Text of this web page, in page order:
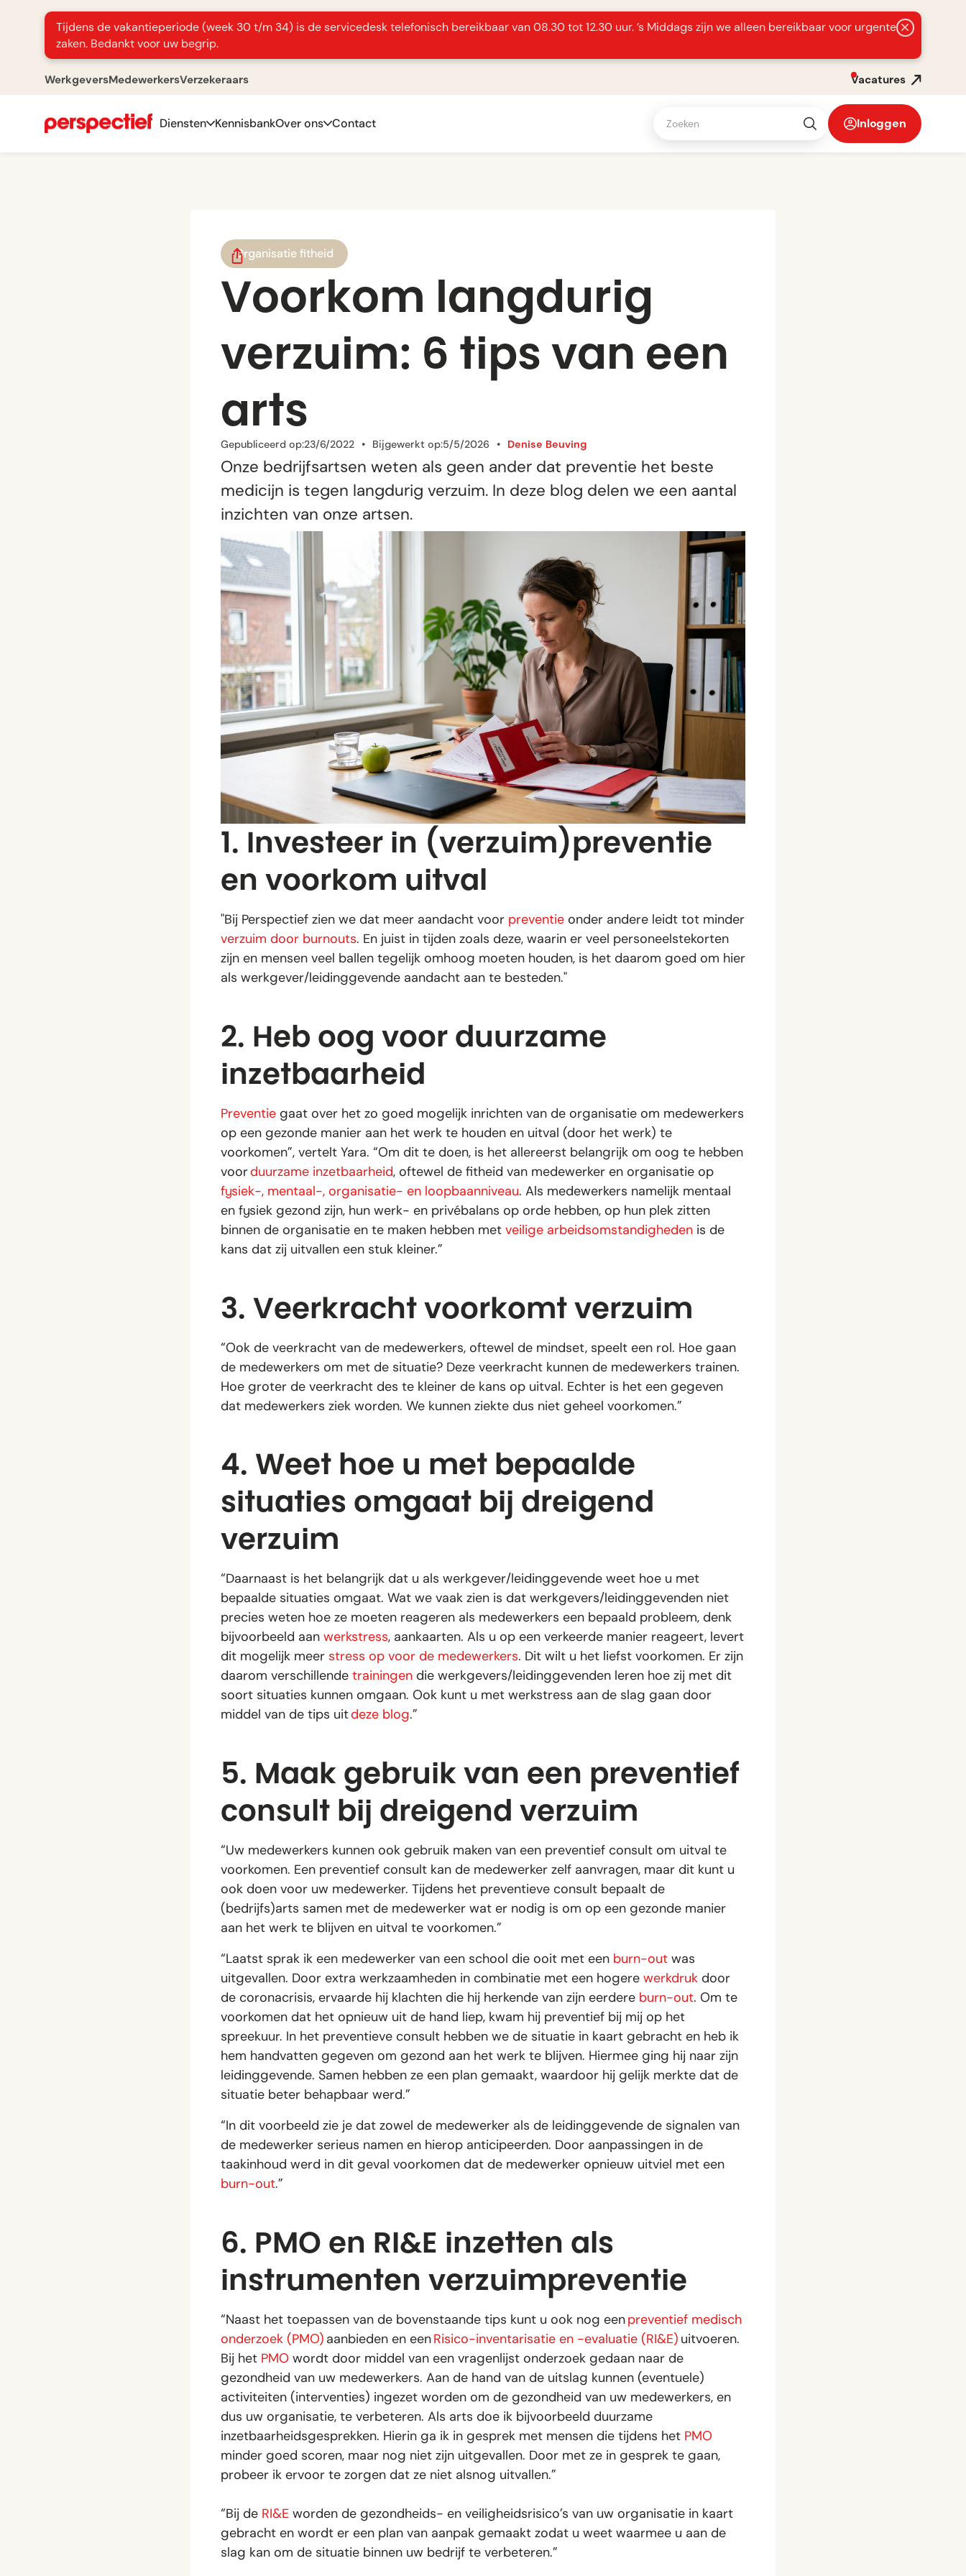
Tijdens de vakantieperiode (week 30 t/m 34) is de servicedesk telefonisch bereikbaar van 08.30 tot 12.30 uur. ’s Middags zijn we alleen bereikbaar voor urgente
zaken. Bedankt voor uw begrip.
WerkgeversMedewerkersVerzekeraars Vacatures
Diensten KennisbankOver ons Contact Inloggen
Organisatie fitheid
Voorkom langdurig
verzuim: 6 tips van een
arts
Gepubliceerd op:23/6/2022 • Bijgewerkt op:5/5/2026 • Denise Beuving
Onze bedrijfsartsen weten als geen ander dat preventie het beste
medicijn is tegen langdurig verzuim. In deze blog delen we een aantal
inzichten van onze artsen.
1. Investeer in (verzuim)preventie
en voorkom uitval
"Bij Perspectief zien we dat meer aandacht voor preventieonder andere leidt tot minder
verzuim door burnouts. En juist in tijden zoals deze, waarin er veel personeelstekorten
zijn en mensen veel ballen tegelijk omhoog moeten houden, is het daarom goed om hier
als werkgever/leidinggevende aandacht aan te besteden."
2. Heb oog voor duurzame
inzetbaarheid
Preventiegaat over het zo goed mogelijk inrichten van de organisatie om medewerkers
op een gezonde manier aan het werk te houden en uitval (door het werk) te
voorkomen”, vertelt Yara. “Om dit te doen, is het allereerst belangrijk om oog te hebben
voorduurzame inzetbaarheid, oftewel de fitheid van medewerker en organisatie op
fysiek-, mentaal-, organisatie- en loopbaanniveau. Als medewerkers namelijk mentaal
en fysiek gezond zijn, hun werk- en privébalans op orde hebben, op hun plek zitten
binnen de organisatie en te maken hebben met veilige arbeidsomstandighedenis de
kans dat zij uitvallen een stuk kleiner.”
3. Veerkracht voorkomt verzuim
“Ook de veerkracht van de medewerkers, oftewel de mindset, speelt een rol. Hoe gaan
de medewerkers om met de situatie? Deze veerkracht kunnen de medewerkers trainen.
Hoe groter de veerkracht des te kleiner de kans op uitval. Echter is het een gegeven
dat medewerkers ziek worden. We kunnen ziekte dus niet geheel voorkomen.”
4. Weet hoe u met bepaalde
situaties omgaat bij dreigend
verzuim
“Daarnaast is het belangrijk dat u als werkgever/leidinggevende weet hoe u met
bepaalde situaties omgaat. Wat we vaak zien is dat werkgevers/leidinggevenden niet
precies weten hoe ze moeten reageren als medewerkers een bepaald probleem, denk
bijvoorbeeld aan werkstress, aankaarten. Als u op een verkeerde manier reageert, levert
dit mogelijk meer stress op voor de medewerkers. Dit wilt u het liefst voorkomen. Er zijn
daarom verschillende trainingendie werkgevers/leidinggevenden leren hoe zij met dit
soort situaties kunnen omgaan. Ook kunt u met werkstress aan de slag gaan door
middel van de tips uitdeze blog.”
5. Maak gebruik van een preventief
consult bij dreigend verzuim
“Uw medewerkers kunnen ook gebruik maken van een preventief consult om uitval te
voorkomen. Een preventief consult kan de medewerker zelf aanvragen, maar dit kunt u
ook doen voor uw medewerker. Tijdens het preventieve consult bepaalt de
(bedrijfs)arts samen met de medewerker wat er nodig is om op een gezonde manier
aan het werk te blijven en uitval te voorkomen.”
“Laatst sprak ik een medewerker van een school die ooit met een burn-outwas
uitgevallen. Door extra werkzaamheden in combinatie met een hogere werkdrukdoor
de coronacrisis, ervaarde hij klachten die hij herkende van zijn eerdere burn-out. Om te
voorkomen dat het opnieuw uit de hand liep, kwam hij preventief bij mij op het
spreekuur. In het preventieve consult hebben we de situatie in kaart gebracht en heb ik
hem handvatten gegeven om gezond aan het werk te blijven. Hiermee ging hij naar zijn
leidinggevende. Samen hebben ze een plan gemaakt, waardoor hij gelijk merkte dat de
situatie beter behapbaar werd.”
“In dit voorbeeld zie je dat zowel de medewerker als de leidinggevende de signalen van
de medewerker serieus namen en hierop anticipeerden. Door aanpassingen in de
taakinhoud werd in dit geval voorkomen dat de medewerker opnieuw uitviel met een
burn-out.”
6. PMO en RI&E inzetten als
instrumenten verzuimpreventie
“Naast het toepassen van de bovenstaande tips kunt u ook nog eenpreventief medisch
onderzoek (PMO) aanbieden en eenRisico-inventarisatie en -evaluatie (RI&E) uitvoeren.
Bij het PMO wordt door middel van een vragenlijst onderzoek gedaan naar de
gezondheid van uw medewerkers. Aan de hand van de uitslag kunnen (eventuele)
activiteiten (interventies) ingezet worden om de gezondheid van uw medewerkers, en
dus uw organisatie, te verbeteren. Als arts doe ik bijvoorbeeld duurzame
inzetbaarheidsgesprekken. Hierin ga ik in gesprek met mensen die tijdens het PMO
minder goed scoren, maar nog niet zijn uitgevallen. Door met ze in gesprek te gaan,
probeer ik ervoor te zorgen dat ze niet alsnog uitvallen.”
“Bij de RI&Eworden de gezondheids- en veiligheidsrisico’s van uw organisatie in kaart
gebracht en wordt er een plan van aanpak gemaakt zodat u weet waarmee u aan de
slag kan om de situatie binnen uw bedrijf te verbeteren.”